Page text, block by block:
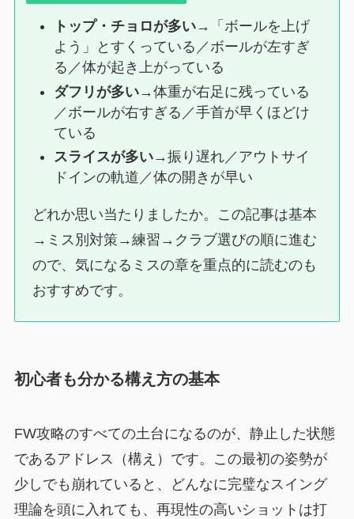
トップ・チョロが多い→「ボールを上げ
よう」とすくっている／ボールが左すぎ
る／体が起き上がっている
ダフリが多い→体重が右足に残っている
／ボールが右すぎる／手首が早くほどけ
ている
スライスが多い→振り遅れ／アウトサイ
ドインの軌道／体の開きが早い
どれか思い当たりましたか。この記事は基本
→ミス別対策→練習→クラブ選びの順に進む
ので、気になるミスの章を重点的に読むのも
おすすめです。
初心者も分かる構え方の基本
FW攻略のすべての土台になるのが、静止した状態
であるアドレス（構え）です。この最初の姿勢が
少しでも崩れていると、どんなに完璧なスイング
理論を頭に入れても、再現性の高いショットは打